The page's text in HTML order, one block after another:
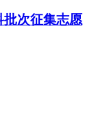
批次征集志愿